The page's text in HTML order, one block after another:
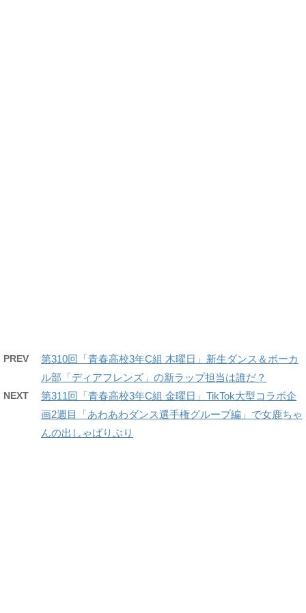
PREV
第310回「青春高校3年C組 木曜日」新生ダンス＆ボーカ
ル部「ディアフレンズ」の新ラップ担当は誰だ？
NEXT
第311回「青春高校3年C組 金曜日」TikTok大型コラボ企
画2週目「あわあわダンス選手権グループ編」で女鹿ちゃ
んの出しゃばりぶり